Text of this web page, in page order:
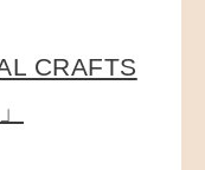
CRAFTS